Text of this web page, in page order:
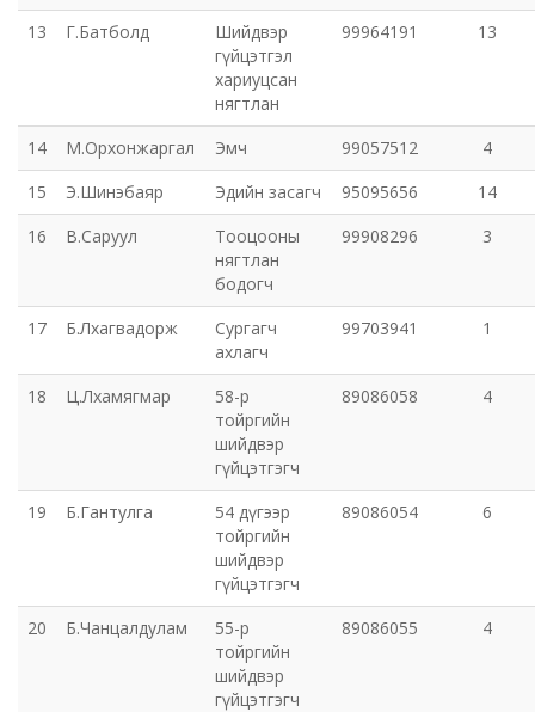
Музей
Нийтлэг үйлчилгээний алба
Хот байгуулалт, барилга захиалагчийн алба утүг
Сэлэнгэ голын сав газрын захиргаа
Орхон аймаг дахь Эрүүл мэндийн даатгалын хэлтэс
Эрдэнэт цэцэрлэгт хүрээлэн ашиглалтын өмнөх
захиргаа
Эрдэнэт шинжлэх ухаан, технологийн парк
13 Г.Батболд
Шийдвэр
гүйцэтгэл
хариуцсан
нягтлан
99964191 13
14 М.Орхонжаргал Эмч 99057512
4
15
Э.Шинэбаяр Эдийн засагч 95095656
14
16
В.Саруул
Тооцооны
нягтлан
бодогч
99908296 3
17 Б.Лхагвадорж
Сургагч
ахлагч
99703941 1
18 Ц.Лхамягмар
58-р
тойргийн
шийдвэр
гүйцэтгэгч
89086058 4
19 Б.Гантулга
54 дүгээр
тойргийн
шийдвэр
гүйцэтгэгч
89086054 6
20 Б.Чанцалдулам
55-р
тойргийн
шийдвэр
гүйцэтгэгч
89086055 4